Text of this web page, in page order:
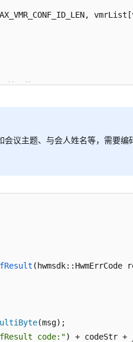
情况获取
split(tempString, ';' );
participants;
议主题、与会人姓名等，需要编
(msg);
code:") + codeStr +